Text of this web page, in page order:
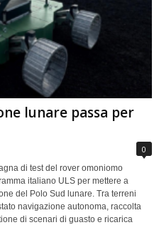
lunare passa per
0
di test del rover omoniomo
italiano ULS per mettere a
del Polo Sud lunare. Tra terreni
navigazione autonoma, raccolta
di scenari di guasto e ricarica